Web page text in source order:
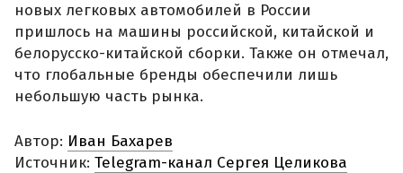
новых легковых автомобилей в России
пришлось на машины российской, китайской и
белорусско-китайской сборки. Также он отмечал,
что глобальные бренды обеспечили лишь
небольшую часть рынка.
Автор: Иван Бахарев
Источник: Telegram-канал Сергея Целикова